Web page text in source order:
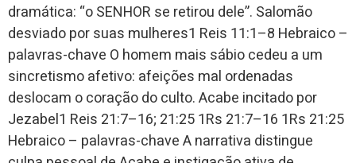
dramática: “o SENHOR se retirou dele”. Salomão
desviado por suas mulheres1 Reis 11:1–8 Hebraico –
palavras-chave O homem mais sábio cedeu a um
sincretismo afetivo: afeições mal ordenadas
deslocam o coração do culto. Acabe incitado por
Jezabel1 Reis 21:7–16; 21:25 1Rs 21:7–16 1Rs 21:25
Hebraico – palavras-chave A narrativa distingue